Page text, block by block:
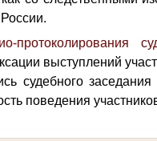
протоколирования
выступлений
судебного
поведения